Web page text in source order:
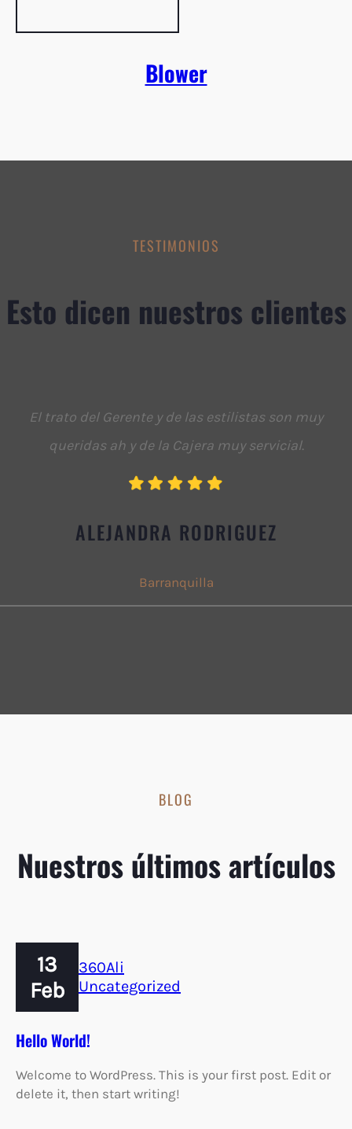
Blower
TESTIMONIOS
Esto dicen nuestros clientes
El trato del Gerente y de las estilistas son muy
queridas ah y de la Cajera muy servicial.
ALEJANDRA RODRIGUEZ
Barranquilla
BLOG
Nuestros últimos artículos
13
Feb
360Ali
Uncategorized
Hello World!
Welcome to WordPress. This is your first post. Edit or
delete it, then start writing!